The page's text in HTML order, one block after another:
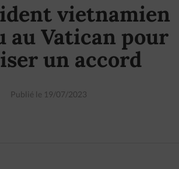
vietnamien
au Vatican pour
un accord
Publié le 19/07/2023